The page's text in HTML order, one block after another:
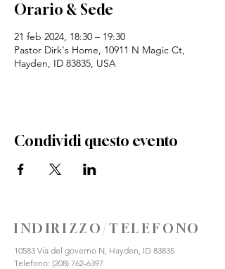
Orario & Sede
21 feb 2024, 18:30 – 19:30
Pastor Dirk's Home, 10911 N Magic Ct,
Hayden, ID 83835, USA
Condividi questo evento
INDIRIZZO/TELEFONO
10583 Via del governo N, Hayden, ID 83835
Telefono: (208) 762-6397